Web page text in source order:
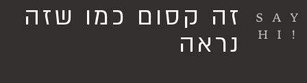
SAY
!HI
זה קסום כמו שזה
נראה